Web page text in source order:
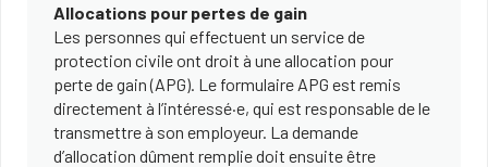
Allocations pour pertes de gain
Les personnes qui effectuent un service de
protection civile ont droit à une allocation pour
perte de gain (APG). Le formulaire APG est remis
directement à l’intéressé·e, qui est responsable de le
transmettre à son employeur. La demande
d’allocation dûment remplie doit ensuite être